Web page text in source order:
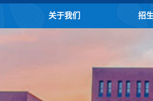
关于我们 招